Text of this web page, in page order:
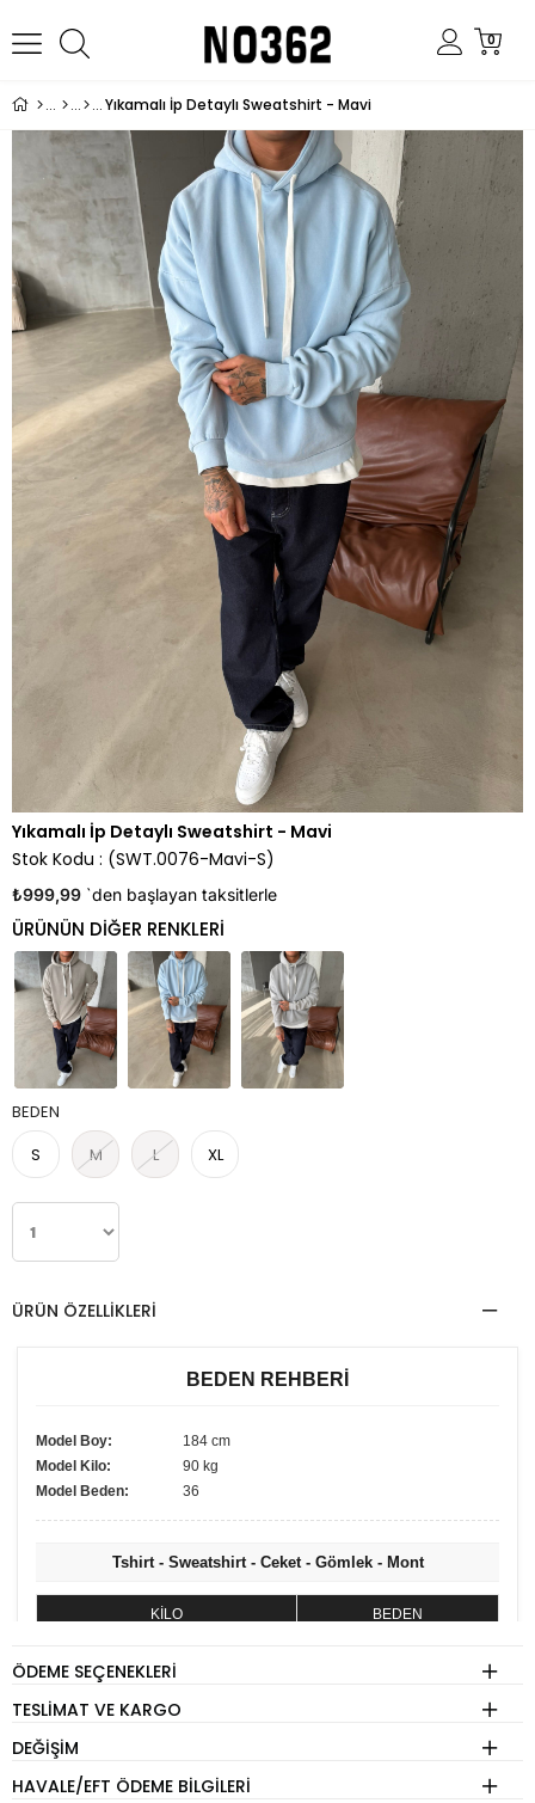
0
Yıkamalı İp Detaylı Sweatshirt - Mavi
Yıkamalı İp Detaylı Sweatshirt - Mavi
Stok Kodu
(SWT.0076-Mavi-S)
₺999,99 `den başlayan taksitlerle
BEDEN
S
M L XL
ÜRÜN ÖZELLIKLERI
BEDEN REHBERİ
Model Boy:
184 cm
Model Kilo:
90 kg
Model Beden:
36
Tshirt - Sweatshirt - Ceket - Gömlek - Mont
KİLO BEDEN
ÖDEME SEÇENEKLERI
TESLIMAT VE KARGO
DEĞIŞIM
HAVALE/EFT ÖDEME BILGILERI